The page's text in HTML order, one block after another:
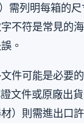
需列明每箱的
不符是常見的
。
件可能是必要
文件或原廠出
）則需進出口